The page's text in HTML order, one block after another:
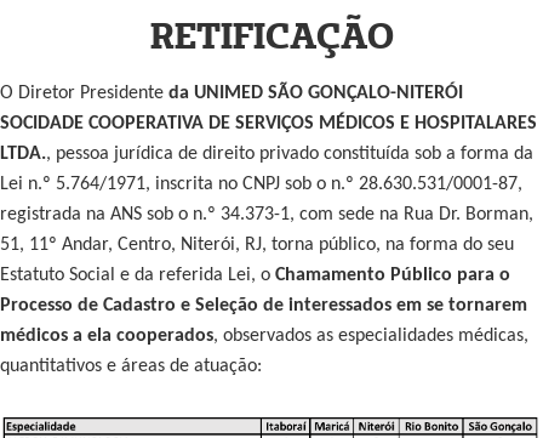
RETIFICAÇÃO
O Diretor Presidente da UNIMED SÃO GONÇALO-NITERÓI
SOCIDADE COOPERATIVA DE SERVIÇOS MÉDICOS E HOSPITALARES
LTDA., pessoa jurídica de direito privado constituída sob a forma da
Lei n.º 5.764/1971, inscrita no CNPJ sob o n.º 28.630.531/0001-87,
registrada na ANS sob o n.º 34.373-1, com sede na Rua Dr. Borman,
51, 11º Andar, Centro, Niterói, RJ, torna público, na forma do seu
Estatuto Social e da referida Lei, o Chamamento Público para o
Processo de Cadastro e Seleção de interessados em se tornarem
médicos a ela cooperados, observados as especialidades médicas,
quantitativos e áreas de atuação: